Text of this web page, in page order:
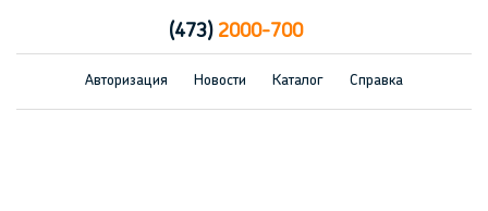
(473)2000-700
Авторизация Новости Каталог Справка